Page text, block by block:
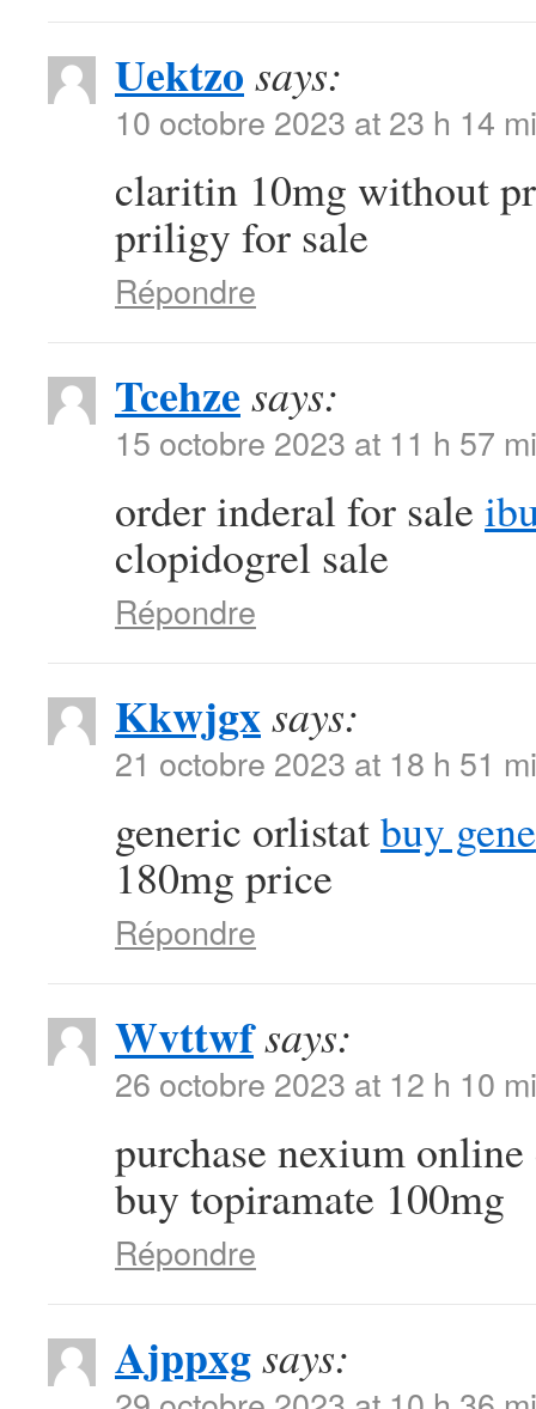
Uektzo says:
10 octobre 2023 at 23 h 14
claritin 10mg without
priligy for sale
Répondre
Tcehze says:
15 octobre 2023 at 11 h 57
order inderal for sale
clopidogrel sale
Répondre
Kkwjgxsays:
21 octobre 2023 at 18 h 51
generic orlistatbuy
180mg price
Répondre
Wvttwfsays:
26 octobre 2023 at 12 h 10
purchase nexium
buy topiramate 100mg
Répondre
Ajppxgsays: